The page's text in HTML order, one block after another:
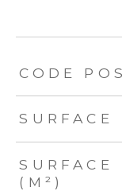
CODE
SURFACE
SURFACE
(M²)